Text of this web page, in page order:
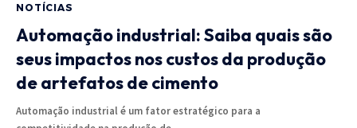
NOTÍCIAS
Automação industrial: Saiba quais são
seus impactos nos custos da produção
de artefatos de cimento
Automação industrial é um fator estratégico para a